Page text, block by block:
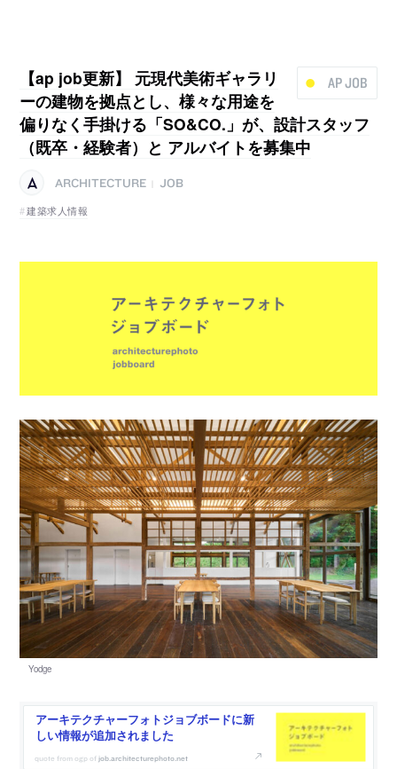
AP JOB
【ap job更新】 元現代美術ギャラリ
ーの建物を拠点とし、様々な用途を
偏りなく手掛ける「SO&CO.」が、設計スタッフ
（既卒・経験者）と アルバイトを募集中
ARCHITECTURE
JOB
建築求人情報
アーキテクチャーフォトジョブボードに新
しい情報が追加されました
job.architecturephoto.net